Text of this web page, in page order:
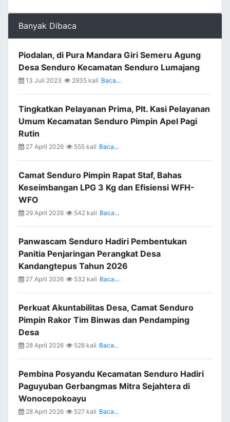
Banyak Dibaca
Piodalan, di Pura Mandara Giri Semeru Agung
Desa Senduro Kecamatan Senduro Lumajang
13 Juli 2023 2935 kali Baca...
Tingkatkan Pelayanan Prima, Plt. Kasi Pelayanan
Umum Kecamatan Senduro Pimpin Apel Pagi
Rutin
27 April 2026 555 kali Baca...
Camat Senduro Pimpin Rapat Staf, Bahas
Keseimbangan LPG 3 Kg dan Efisiensi WFH-
WFO
29 April 2026 542 kali Baca...
Panwascam Senduro Hadiri Pembentukan
Panitia Penjaringan Perangkat Desa
Kandangtepus Tahun 2026
27 April 2026 532 kali Baca...
Perkuat Akuntabilitas Desa, Camat Senduro
Pimpin Rakor Tim Binwas dan Pendamping
Desa
28 April 2026 528 kali Baca...
Pembina Posyandu Kecamatan Senduro Hadiri
Paguyuban Gerbangmas Mitra Sejahtera di
Wonocepokoayu
28 April 2026 527 kali Baca...